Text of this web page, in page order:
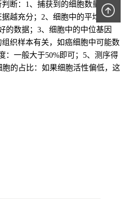
断：1、捕获到的细胞数量：捕
越充分；2、细胞中的平均reads
的数据；3、细胞中的中位基因
织样本有关，如癌细胞中可能数
：一般大于50%即可；5、测序得
胞的占比：如果细胞活性偏低，这